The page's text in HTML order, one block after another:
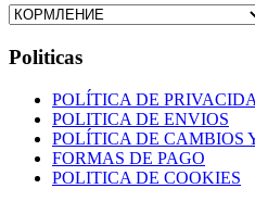
Politicas
POLÍTICA DE
POLITICA DE ENVIOS
POLÍTICA DE CAMBIOS
FORMAS DE PAGO
POLITICA DE COOKIES